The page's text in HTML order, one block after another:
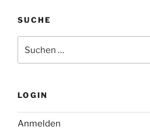
SUCHE
nach:
LOGIN
Anmelden